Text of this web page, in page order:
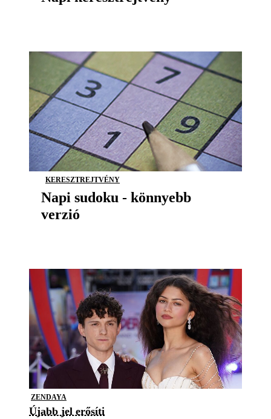
KERESZTREJTVÉNY
Napi sudoku - könnyebb
verzió
ZENDAYA
Újabb jel erősíti